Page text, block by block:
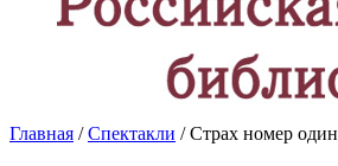
Главная /Спектакли / Страх номер один